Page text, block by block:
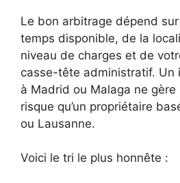
Le bon arbitrage dépend
temps disponible, de la
niveau de charges et de
casse-tête administratif. Un
à Madrid ou Malaga ne gère
risque qu’un propriétaire
ou Lausanne.
Voici le tri le plus honnête :